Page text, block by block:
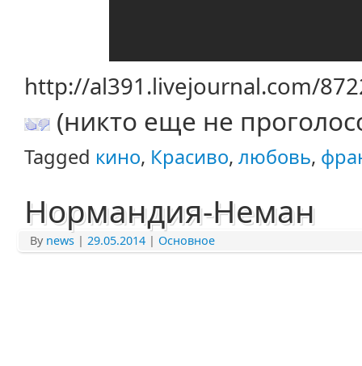
http://al391.livejournal.com/
(никто еще не
Tagged кино, Красиво, любовь,
Нормандия-Неман
By news | 29.05.2014 | Основное